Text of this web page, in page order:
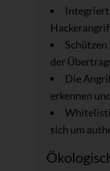
der
Die
erkennen
sich um